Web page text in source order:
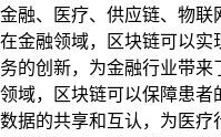
融、医疗、供应链、物联
金融领域，区块链可以实
的创新，为金融行业带来
域，区块链可以保障患者
据的共享和互认，为医疗